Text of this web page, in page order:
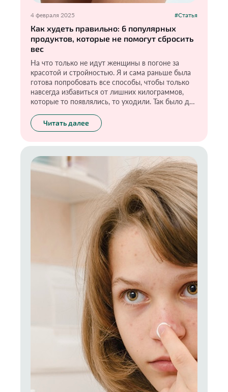
4 февраля 2025 #Статья
Как худеть правильно: 6 популярных
продуктов, которые не помогут сбросить
вес
На что только не идут женщины в погоне за
красотой и стройностью. Я и сама раньше была
готова попробовать все способы, чтобы только
навсегда избавиться от лишних килограммов,
которые то появлялись, то уходили. Так было до
только правильное питание, изучение составов
продуктов и движение могут привести к
своим опытом, рассказать о бесполезных и даже
опасных средствах для похудения, а также о
способах, которые реально могут помочь в этом.
Читать далее